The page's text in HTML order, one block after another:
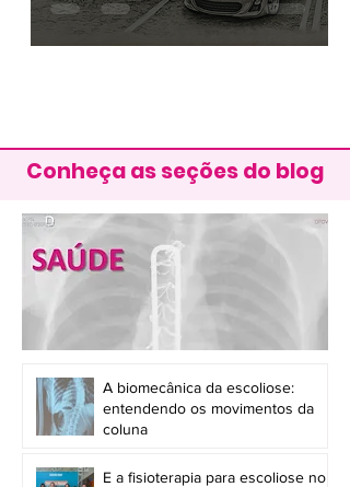
Conheça as seções do blog
A biomecânica da escoliose:
entendendo os movimentos da
coluna
E a fisioterapia para escoliose no